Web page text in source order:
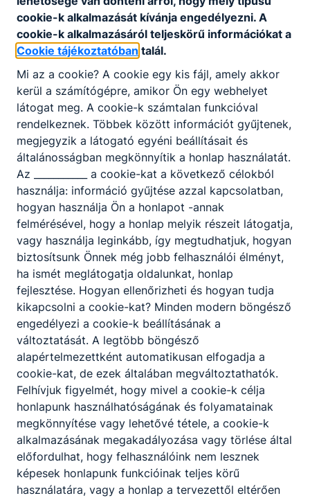
cookie-k alkalmazását kívánja engedélyezni. A
cookie-k alkalmazásáról teljeskörű információkat a
Cookie tájékoztatóban talál.
Mi az a cookie? A cookie egy kis fájl, amely akkor
kerül a számítógépre, amikor Ön egy webhelyet
látogat meg. A cookie-k számtalan funkcióval
rendelkeznek. Többek között információt gyűjtenek,
megjegyzik a látogató egyéni beállításait és
általánosságban megkönnyítik a honlap használatát.
Az ___________ a cookie-kat a következő célokból
használja: információ gyűjtése azzal kapcsolatban,
hogyan használja Ön a honlapot -annak
felmérésével, hogy a honlap melyik részeit látogatja,
vagy használja leginkább, így megtudhatjuk, hogyan
biztosítsunk Önnek még jobb felhasználói élményt,
ha ismét meglátogatja oldalunkat, honlap
fejlesztése. Hogyan ellenőrizheti és hogyan tudja
kikapcsolni a cookie-kat? Minden modern böngésző
engedélyezi a cookie-k beállításának a
változtatását. A legtöbb böngésző
alapértelmezettként automatikusan elfogadja a
cookie-kat, de ezek általában megváltoztathatók.
Felhívjuk figyelmét, hogy mivel a cookie-k célja
honlapunk használhatóságának és folyamatainak
megkönnyítése vagy lehetővé tétele, a cookie-k
alkalmazásának megakadályozása vagy törlése által
előfordulhat, hogy felhasználóink nem lesznek
képesek honlapunk funkcióinak teljes körű
használatára, vagy a honlap a tervezettől eltérően